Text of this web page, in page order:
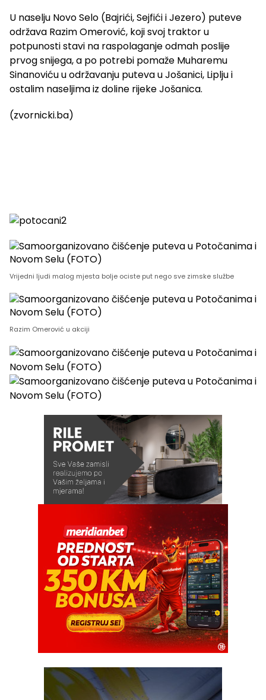
U naselju Novo Selo (Bajrići, Sejfići i Jezero) puteve
održava Razim Omerović, koji svoj traktor u
potpunosti stavi na raspolaganje odmah poslije
prvog snijega, a po potrebi pomaže Muharemu
Sinanoviću u održavanju puteva u Jošanici, Liplju i
ostalim naseljima iz doline rijeke Jošanica.
(zvornicki.ba)
Vrijedni ljudi malog mjesta bolje ociste put nego sve zimske službe
Razim Omerović u akciji